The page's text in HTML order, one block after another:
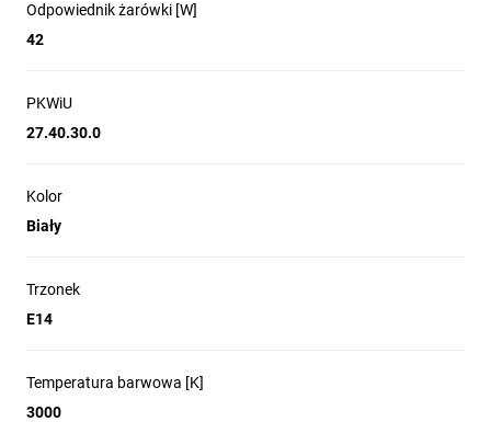
Odpowiednik żarówki [W]
42
PKWiU
27.40.30.0
Kolor
Biały
Trzonek
E14
Temperatura barwowa [K]
3000